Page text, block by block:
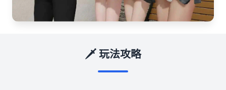
🗡️ 玩法攻略